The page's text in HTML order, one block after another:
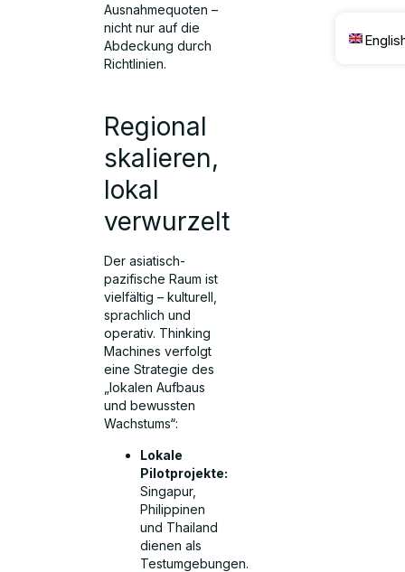
Ausnahmequoten –
nicht nur auf die
Abdeckung durch
Richtlinien.
Regional
skalieren,
lokal
verwurzelt
Der asiatisch-
pazifische Raum ist
vielfältig – kulturell,
sprachlich und
operativ. Thinking
Machines verfolgt
eine Strategie des
„lokalen Aufbaus
und bewussten
Wachstums“:
Lokale
Pilotprojekte:
Singapur,
Philippinen
und Thailand
dienen als
Testumgebungen.